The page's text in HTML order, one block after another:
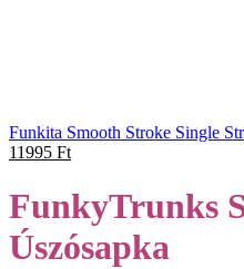
Funkita Smooth Stroke Single
11995 Ft
FunkyTrunks
Úszósapka